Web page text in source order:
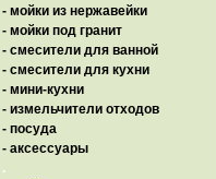
- мойки из нержавейки
- мойки под гранит
- смесители для ванной
- смесители для кухни
- мини-кухни
- измельчители отходов
- посуда
- аксессуары
.